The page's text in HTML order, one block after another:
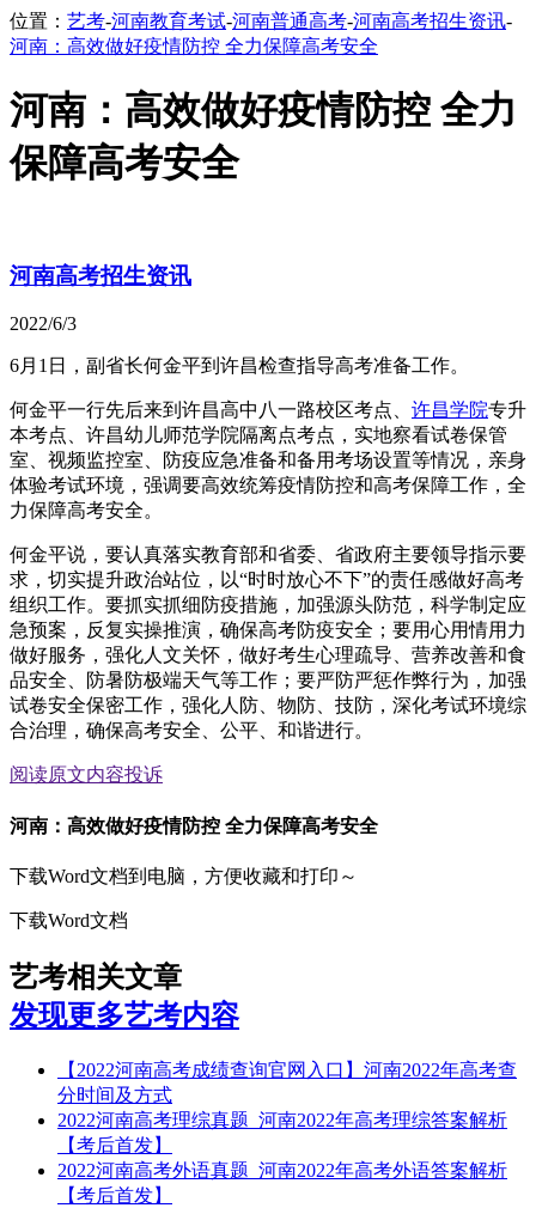
位置： 艺考-河南教育考试-河南普通高考-河南高考招生资讯-
河南：高效做好疫情防控 全力保障高考安全
河南：高效做好疫情防控 全力
保障高考安全
河南高考招生资讯
2022/6/3
6月1日，副省长何金平到许昌检查指导高考准备工作。
何金平一行先后来到许昌高中八一路校区考点、 许昌学院专升
本考点、许昌幼儿师范学院隔离点考点，实地察看试卷保管
室、视频监控室、防疫应急准备和备用考场设置等情况，亲身
体验考试环境，强调要高效统筹疫情防控和高考保障工作，全
力保障高考安全。
何金平说，要认真落实教育部和省委、省政府主要领导指示要
求，切实提升政治站位，以“时时放心不下”的责任感做好高考
组织工作。要抓实抓细防疫措施，加强源头防范，科学制定应
急预案，反复实操推演，确保高考防疫安全；要用心用情用力
做好服务，强化人文关怀，做好考生心理疏导、营养改善和食
品安全、防暑防极端天气等工作；要严防严惩作弊行为，加强
试卷安全保密工作，强化人防、物防、技防，深化考试环境综
合治理，确保高考安全、公平、和谐进行。
阅读原文内容投诉
河南：高效做好疫情防控 全力保障高考安全
下载Word文档到电脑，方便收藏和打印～
下载Word文档
艺考相关文章
发现更多艺考内容
【2022河南高考成绩查询官网入口】河南2022年高考查
分时间及方式
2022河南高考理综真题_河南2022年高考理综答案解析
【考后首发】
2022河南高考外语真题_河南2022年高考外语答案解析
【考后首发】